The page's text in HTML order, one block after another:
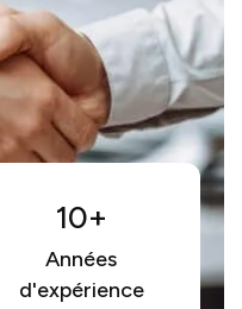
10+
Années
d'expérience